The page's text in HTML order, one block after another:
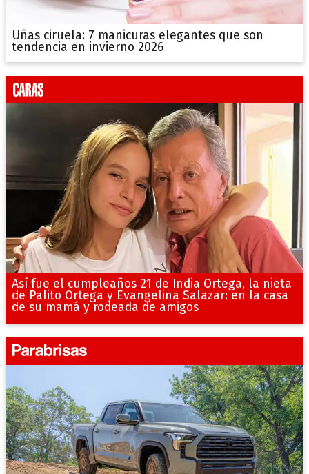
Uñas ciruela: 7 manicuras elegantes que son
tendencia en invierno 2026
Así fue el cumpleaños 21 de India Ortega, la nieta
de Palito Ortega y Evangelina Salazar: en la casa
de su mamá y rodeada de amigos